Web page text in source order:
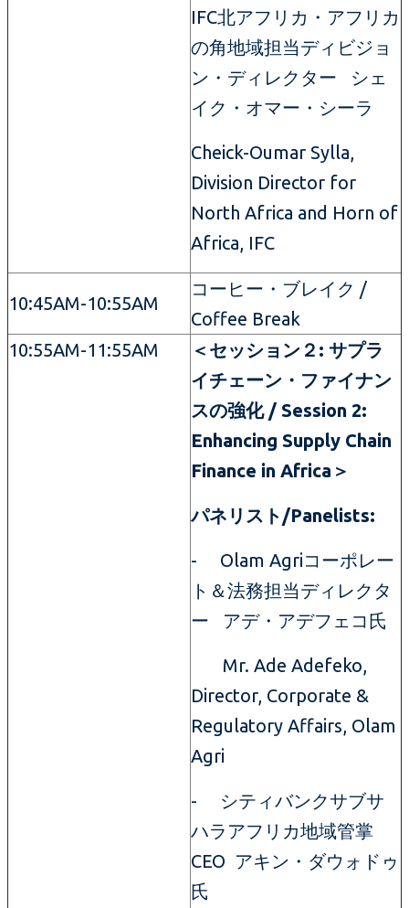
IFC北アフリカ・アフリカ
の角地域担当ディビジョ
ン・ディレクター シェ
イク・オマー・シーラ
Cheick-Oumar Sylla,
Division Director for
North Africa and Horn of
Africa, IFC
10:45AM-10:55AM
コーヒー・ブレイク /
Coffee Break
10:55AM-11:55AM
＜セッション２: サプラ
イチェーン・ファイナン
スの強化 / Session 2:
Enhancing Supply Chain
Finance in Africa＞
パネリスト/Panelists:
- Olam Agriコーポレー
ト＆法務担当ディレクタ
ー アデ・アデフェコ氏
Mr. Ade Adefeko,
Director, Corporate &
Regulatory Affairs, Olam
Agri
- シティバンクサブサ
ハラアフリカ地域管掌
CEO アキン・ダウォドゥ
氏